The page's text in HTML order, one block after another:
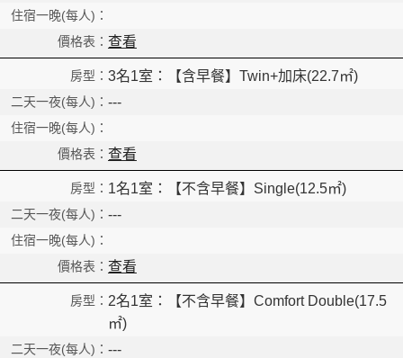
查看
3名1室：【含早餐】Twin+加床(22.7㎡)
---
查看
1名1室：【不含早餐】Single(12.5㎡)
---
查看
2名1室：【不含早餐】Comfort Double(17.5
㎡)
---